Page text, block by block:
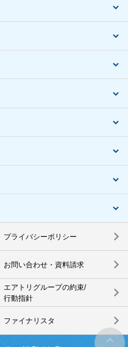
プライバシーポリシー
お問い合わせ・資料請求
エアトリグループの約束/
行動指針
ファイナリスタ